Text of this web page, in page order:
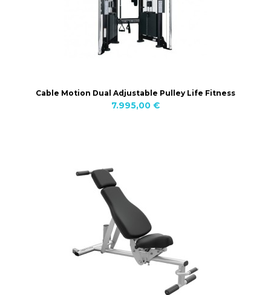
Cable Motion Dual Adjustable Pulley Life Fitness
7.995,00 €